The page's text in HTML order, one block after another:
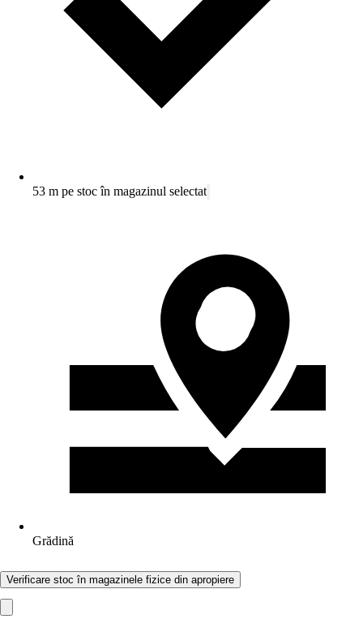
53 m pe stoc în magazinul selectat
Grădină
Verificare stoc în magazinele fizice din apropiere